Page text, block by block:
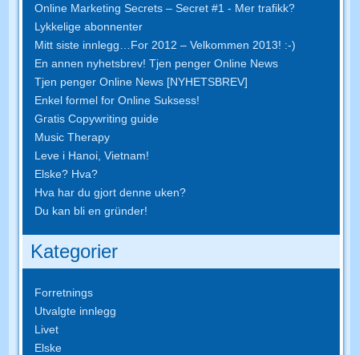
Online Marketing Secrets – Secret #1 - Mer trafikk?
Lykkelige abonnenter
Mitt siste innlegg…For 2012 – Velkommen 2013! :-)
En annen nyhetsbrev! Tjen penger Online News
Tjen penger Online News [NYHETSBREV]
Enkel formel for Online Suksess!
Gratis Copywriting guide
Music Therapy
Leve i Hanoi, Vietnam!
Elske? Hva?
Hva har du gjort denne uken?
Du kan bli en gründer!
Kategorier
Forretnings
Utvalgte innlegg
Livet
Elske